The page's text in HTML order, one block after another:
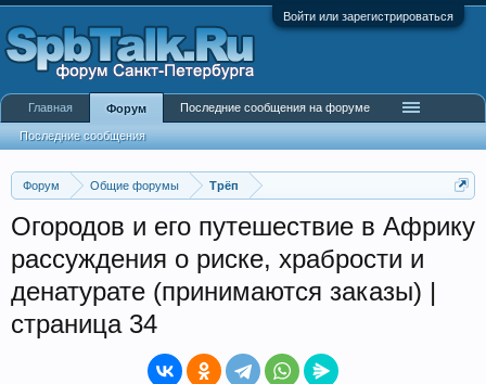
Войти или зарегистрироваться
Форум Общие форумы Трёп
Огородов и его путешествие в Африку
рассуждения о риске, храбрости и
денатурате (принимаются заказы) |
страница 34
Главная Форум
Последние сообщения
Последние сообщения на форуме